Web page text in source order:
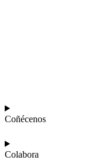
Coñécenos
Colabora